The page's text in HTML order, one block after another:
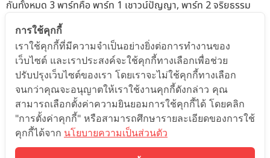
กันทั้งหมด 3 พาร์ทคือ พาร์ท 1 เชาวน์ปัญญา, พาร์ท 2 จริยธรรม
พาร์ทเชาวน์ปัญญากัน TPAT1 กสพท พาร์ทเชาวน์ปัญญา ต้องการ
วัดความรู้อะไร ? ข้อสอบในการคิดวิเคราะห์ข้อมูล การใช้เหตุผล การ
อ่านจับใจความ โดยการสอบพาร์ทนี้น้อง ๆ จะต้องเข้าใจทั้ง
คณิตศาสตร์ และการสื่อความหมายของคำในภาษาไทยอย่างถี่ถ้วน
นั่นก็คือการเข้าใจเกี่ยวกับการจับประเด็นสำคัญของประโยค เพื่อให้
น้องคุ้นชินกับข้อสอบ การฝึกฝนทำโจทย์จึงเป็นส่วนสำคัญมากใน
การทำข้อสอบพาร์ทนี้ TPAT1 กสพท พาร์ทเชาวน์ปัญญาออกอะไร
บ้าง ? พาร์ทเชาวน์ปัญญาออกอะไรบ้าง ? 📌เชาว์คณิตศาสตร์
[…]
การใช้คุกกี้
เราใช้คุกกี้ที่มีความจำเป็นอย่างยิ่งต่อการทำงานของ
เว็บไซต์ และเราประสงค์จะใช้คุกกี้ทางเลือกเพื่อช่วย
ปรับปรุงเว็บไซต์ของเรา โดยเราจะไม่ใช้คุกกี้ทางเลือก
จนกว่าคุณจะอนุญาตให้เราใช้งานคุกกี้ดังกล่าว คุณ
สามารถเลือกตั้งค่าความยินยอมการใช้คุกกี้ได้ โดยคลิก
"การตั้งค่าคุกกี้" หรือสามารถศึกษารายละเอียดของการใช้
คุกกี้ได้จาก นโยบายความเป็นส่วนตัว